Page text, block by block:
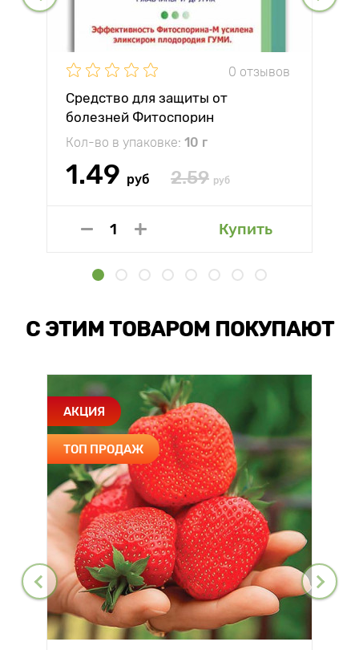
0 отзывов
Средство для защиты от
болезней Фитоспорин
Кол-во в упаковке: 10 г
1.49 руб 2.59 руб
Купить
С ЭТИМ ТОВАРОМ ПОКУПАЮТ
АКЦИЯ
ТОП ПРОДАЖ